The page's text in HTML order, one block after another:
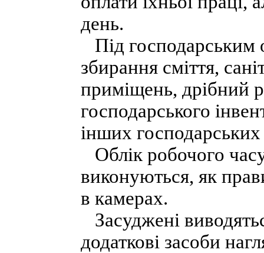
день.
Під господарським
збирання сміття,
приміщень, дрібний
господарського
інших
Облік робочого
виконуються, як
в камерах.
Засуджені
додаткові засоби